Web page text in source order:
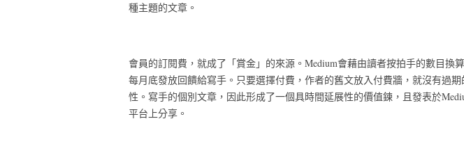
種主題的文章。
會員的訂閱費，就成了「賞金」的來源。Medium會藉由讀者按拍手的數目換
每月底發放回饋給寫手。只要選擇付費，作者的舊文放入付費牆，就沒有過
性。寫手的個別文章，因此形成了一個具時間延展性的價值鍊，且發表於
平台上分享。